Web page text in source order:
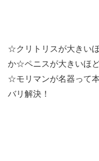
☆クリトリスが大きい
か☆ペニスが大きいほ
☆モリマンが名器って
バリ解決！